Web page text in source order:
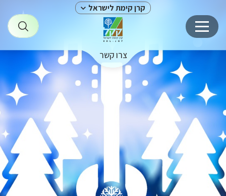
קרן קימת לישראל
צרו קשר